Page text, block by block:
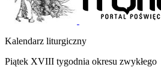
Kalendarz liturgiczny
Piątek XVIII tygodnia okresu zwykłego